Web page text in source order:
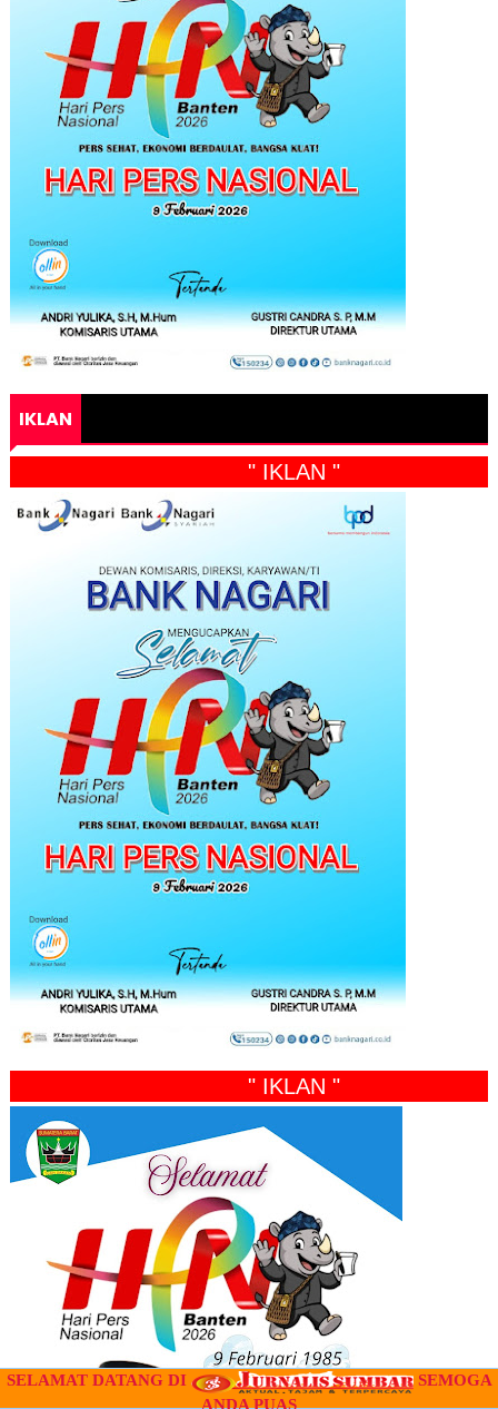
IKLAN
" IKLAN "
" IKLAN "
SELAMAT DATANG DI
SEMOGA
ANDA PUAS